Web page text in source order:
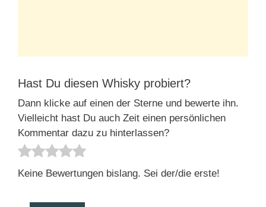
Hast Du diesen Whisky probiert?
Dann klicke auf einen der Sterne und bewerte ihn.
Vielleicht hast Du auch Zeit einen persönlichen
Kommentar dazu zu hinterlassen?
Keine Bewertungen bislang. Sei der/die erste!